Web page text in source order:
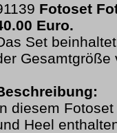
Fotoset
Euro.
Set
Gesamtgröße
diesem
Heel